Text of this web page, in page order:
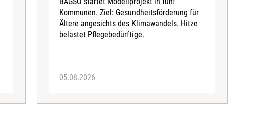
Kommunen. Ziel: Gesundheitsförderung für
Ältere angesichts des Klimawandels. Hitze
belastet Pflegebedürftige.
05.08.2026